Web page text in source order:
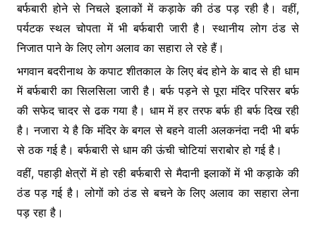
बर्फबारी होने से निचले इलाकों में कड़ाके की ठंड पड़ रही है। वहीं,
पर्यटक स्थल चोपता में भी बर्फबारी जारी है। स्थानीय लोग ठंड से
निजात पाने के लिए लोग अलाव का सहारा ले रहे हैं।
भगवान बदरीनाथ के कपाट शीतकाल के लिए बंद होने के बाद से ही धाम
में बर्फबारी का सिलसिला जारी है। बर्फ पड़ने से पूरा मंदिर परिसर बर्फ
की सफेद चादर से ढक गया है। धाम में हर तरफ बर्फ ही बर्फ दिख रही
है। नजारा ये है कि मंदिर के बगल से बहने वाली अलकनंदा नदी भी बर्फ
से ठक गई है। बर्फबारी से धाम की ऊंची चोटियां सराबोर हो गई है।
वहीं, पहाड़ी क्षेत्रों में हो रही बर्फबारी से मैदानी इलाकों में भी कड़ाके की
ठंड पड़ गई है। लोगों को ठंड से बचने के लिए अलाव का सहारा लेना
पड़ रहा है।